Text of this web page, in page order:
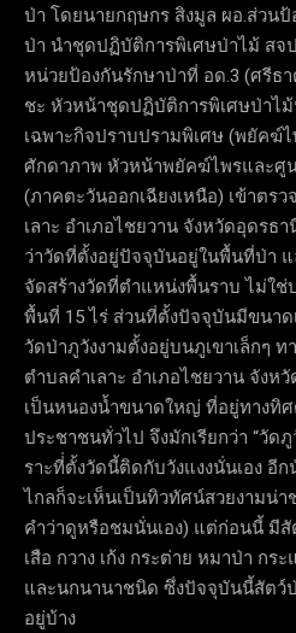
ป่า โดยนายกฤษกร สิงมูล ผอ.ส่วน
ป่า นำชุดปฏิบัติการพิเศษป่าไม้ สจ
หน่วยป้องกันรักษาป่าที่ อด.3 (ศรีธ
ชะ หัวหน้าชุดปฏิบัติการพิเศษป่าไ
เฉพาะกิจปราบปรามพิเศษ (พยัคฆ์
ศักดาภาพ หัวหน้าพยัคฆ์ไพรและศู
(ภาคตะวันออกเฉียงเหนือ) เข้าตร
เลาะ อำเภอไชยวาน จังหวัดอุดรธ
ว่าวัดที่ตั้งอยู่ปัจจุบันอยู่ในพื้นที่ป่า
จัดสร้างวัดที่ตำแหน่งพื้นราบ ไม่ใ
พื้นที่ 15 ไร่ ส่วนที่ตั้งปัจจุบันมีขนา
วัดป่าภูวังงามตั้งอยู่บนภูเขาเล็กๆ
ตำบลคำเลาะ อำเภอไชยวาน จังห
เป็นหนองน้ำขนาดใหญ่ ที่อยู่ทางทิ
ประชาชนทั่วไป จึงมักเรียกว่า “วัดภู
ราะที่่ตั้งวัดนี้ติดกับวังแงงนั่นเอง อี
ไกลก็จะเห็นเป็นทิวทัศน์สวยงามน่า
คำว่าดูหรือชมนั่นเอง) แต่ก่อนนี้ มี
เสือ กวาง เก้ง กระต่าย หมาป่า กร
และนกนานาชนิด ซึ่งปัจจุบันนี้สัตว์
อยู่บ้าง